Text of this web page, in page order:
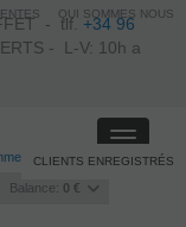
- tlf. +34 96
- L-V: 10h a
la session
Balance: 0 €
CLIENTS ENREGISTRÉS
Toggle
QUI SOMMES NOUS